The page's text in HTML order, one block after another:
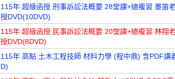
115年 超級函授 刑事訴訟法概要 28堂課+總複習 墨笛
授DVD(10DVD)
115年 超級函授 民事訴訟法概要 20堂課+總複習 林翔
授DVD(8DVD)
115年 高點 土木工程技師 材料力學 (程中鼎) 含PDF講
D)